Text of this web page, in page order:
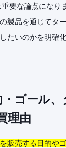
要な論点になり
製品を通じてタ
たいのかを明確
・ゴール、
理由
販売する目的や